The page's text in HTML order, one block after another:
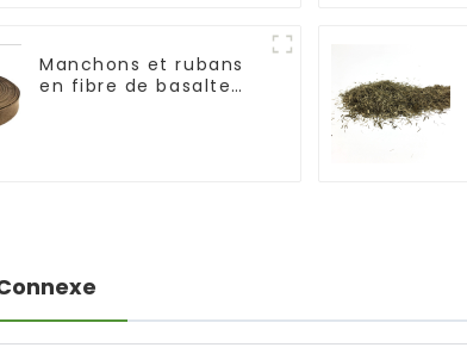
Manchons et rubans
en fibre de basalte